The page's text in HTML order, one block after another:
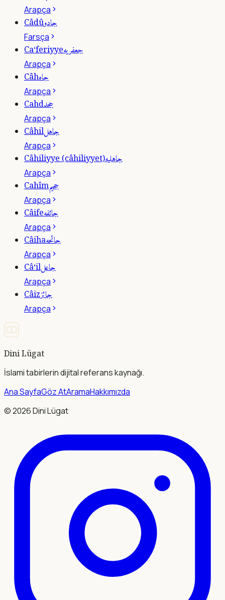
Arapça
Câdûجادو
Farsça
Ca‘feriyyeجعفريه
Arapça
Câhجاه
Arapça
Cahdجحد
Arapça
Câhilجاهل
Arapça
Câhiliyye (câhiliyyet)جاهليه
Arapça
Cahîmجحيم
Arapça
Câifeجائفه
Arapça
Câihaجائحه
Arapça
Câ‘ilجاعل
Arapça
Câizجائز
Arapça
Dini Lügat
İslami tabirlerin dijital referans kaynağı.
Ana SayfaGöz AtAramaHakkımızda
©2026Dini Lügat